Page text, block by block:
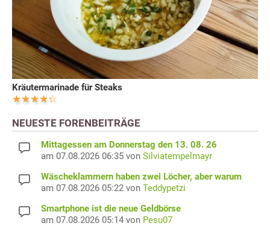
Kräutermarinade für Steaks
NEUESTE FORENBEITRÄGE
Mittagessen am Donnerstag den 13. 08. 26
am 07.08.2026 06:35 von Silviatempelmayr
Wäscheklammern haben zwei Löcher, aber warum
am 07.08.2026 05:22 von Teddypetzi
Smartphone ist die neue Geldbörse
am 07.08.2026 05:14 von Pesu07